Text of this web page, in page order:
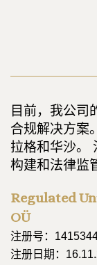
目前，我公司
合规解决方案
拉格和华沙。
构建和法律监
Regulated
OÜ
注册号：
注册日期：